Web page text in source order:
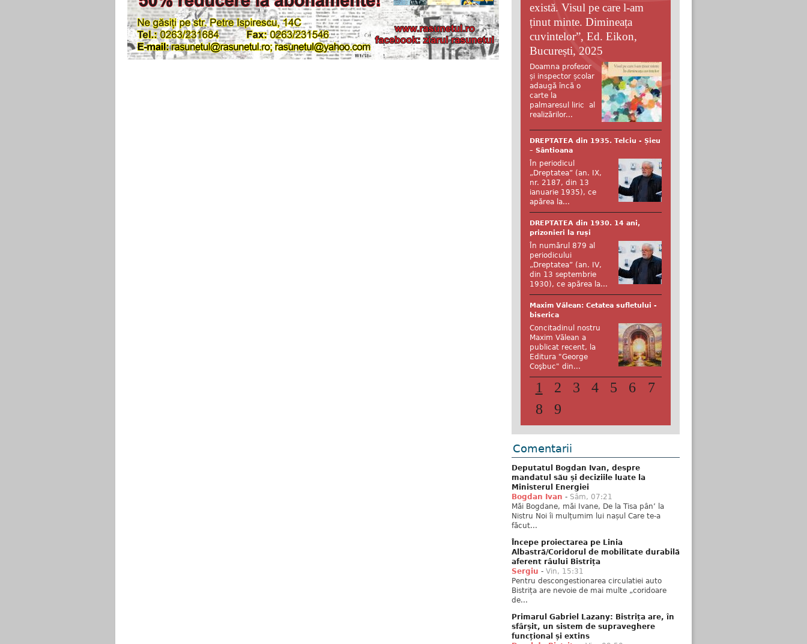
există. Visul pe care l-am
ținut minte. Dimineața
cuvintelor”, Ed. Eikon,
București, 2025
Doamna profesor
și inspector școlar
adaugă încă o
carte la
palmaresul liric al
realizărilor...
DREPTATEA din 1935. Telciu - Șieu
– Sântioana
În periodicul
„Dreptatea” (an. IX,
nr. 2187, din 13
ianuarie 1935), ce
apărea la...
DREPTATEA din 1930. 14 ani,
prizonieri la ruși
În numărul 879 al
periodicului
„Dreptatea” (an. IV,
din 13 septembrie
1930), ce apărea la...
Maxim Vălean: Cetatea sufletului -
biserica
Concitadinul nostru
Maxim Vălean a
publicat recent, la
Editura "George
Coşbuc" din...
1 2 3 4 5 6
7
8
9
Comentarii
Deputatul Bogdan Ivan, despre
mandatul său și deciziile luate la
Ministerul Energiei
Bogdan Ivan - Sâm, 07:21
Măi Bogdane, măi Ivane, De la Tisa pân’ la
Nistru Noi îi mulțumim lui nașul Care te-a
făcut...
Începe proiectarea pe Linia
Albastră/Coridorul de mobilitate durabilă
aferent râului Bistrița
Sergiu - Vin, 15:31
Pentru descongestionarea circulatiei auto
Bistrița are nevoie de mai multe „coridoare
de...
Primarul Gabriel Lazany: Bistrița are, în
sfârșit, un sistem de supraveghere
funcțional și extins